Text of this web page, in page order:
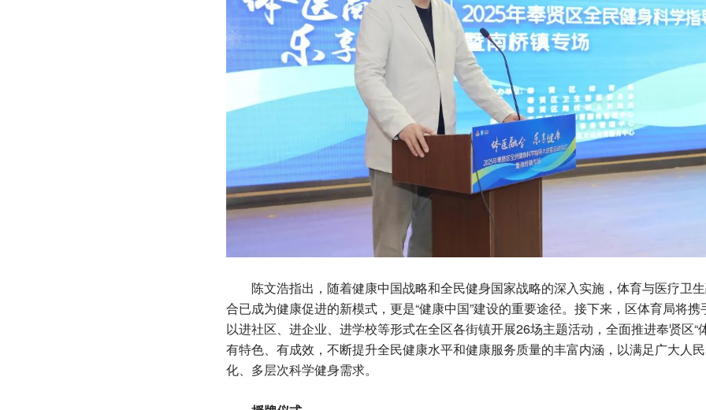
陈文浩指出，随着健康中国战略和全民健身国家战略的深入实施，体育与医疗卫
合已成为健康促进的新模式，更是“健康中国”建设的重要途径。接下来，区体育局将
以进社区、进企业、进学校等形式在全区各街镇开展26场主题活动，全面推进奉贤区“
有特色、有成效，不断提升全民健康水平和健康服务质量的丰富内涵，以满足广大人
化、多层次科学健身需求。